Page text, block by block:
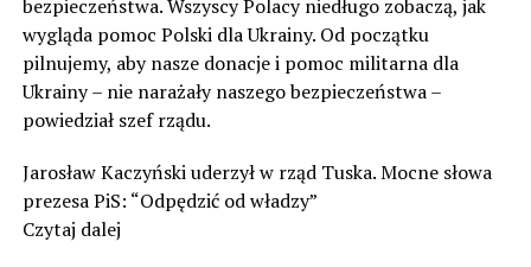
bezpieczeństwa. Wszyscy Polacy niedługo zobaczą, jak
wygląda pomoc Polski dla Ukrainy. Od początku
pilnujemy, aby nasze donacje i pomoc militarna dla
Ukrainy – nie narażały naszego bezpieczeństwa –
powiedział szef rządu.
Jarosław Kaczyński uderzył w rząd Tuska. Mocne słowa
prezesa PiS: “Odpędzić od władzy”
Czytaj dalej